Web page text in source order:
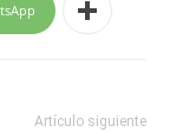
Artículo siguiente